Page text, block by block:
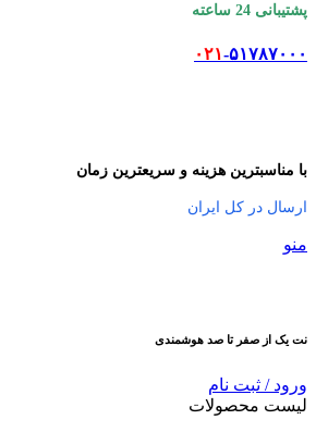
پشتیبانی 24 ساعته
۰۲۱-۵۱۷۸۷۰۰۰
با مناسبترین هزینه و سریعترین زمان
ارسال در کل ایران
منو
نت یک از صفر تا صد هوشمندی
ورود / ثبت نام
لیست محصولات